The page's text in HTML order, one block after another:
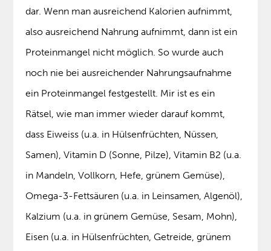
dar. Wenn man ausreichend Kalorien aufnimmt,
also ausreichend Nahrung aufnimmt, dann ist ein
Proteinmangel nicht möglich. So wurde auch
noch nie bei ausreichender Nahrungsaufnahme
ein Proteinmangel festgestellt. Mir ist es ein
Rätsel, wie man immer wieder darauf kommt,
dass Eiweiss (u.a. in Hülsenfrüchten, Nüssen,
Samen), Vitamin D (Sonne, Pilze), Vitamin B2 (u.a.
in Mandeln, Vollkorn, Hefe, grünem Gemüse),
Omega-3-Fettsäuren (u.a. in Leinsamen, Algenöl),
Kalzium (u.a. in grünem Gemüse, Sesam, Mohn),
Eisen (u.a. in Hülsenfrüchten, Getreide, grünem